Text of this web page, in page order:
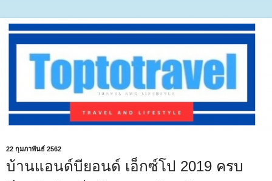
22 กุมภาพันธ์ 2562
บ้านแอนด์บียอนด์ เอ็กซ์โป 2019 ครบ